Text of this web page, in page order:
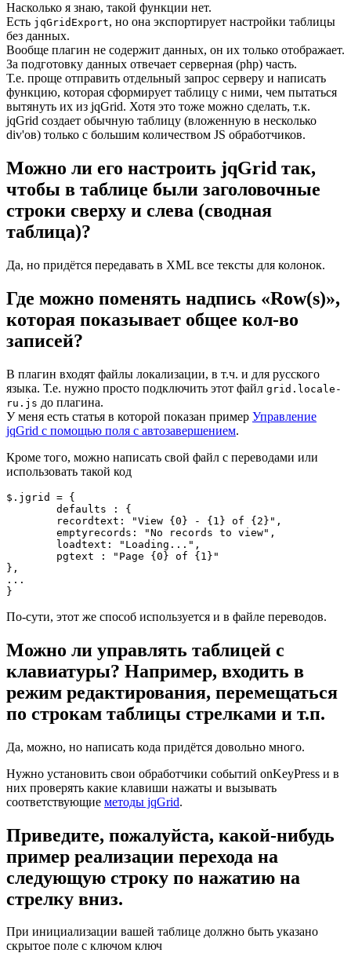
Насколько я знаю, такой функции нет.
Есть jqGridExport, но она экспортирует настройки таблицы
без данных.
Вообще плагин не содержит данных, он их только отображает.
За подготовку данных отвечает серверная (php) часть.
Т.е. проще отправить отдельный запрос серверу и написать
функцию, которая сформирует таблицу с ними, чем пытаться
вытянуть их из jqGrid. Хотя это тоже можно сделать, т.к.
jqGrid создает обычную таблицу (вложенную в несколько
div'ов) только с большим количеством JS обработчиков.
Можно ли его настроить jqGrid так,
чтобы в таблице были заголовочные
строки сверху и слева (сводная
таблица)?
Да, но придётся передавать в XML все тексты для колонок.
Где можно поменять надпись «Row(s)»,
которая показывает общее кол-во
записей?
В плагин входят файлы локализации, в т.ч. и для русского
языка. Т.е. нужно просто подключить этот файл grid.locale-
ru.js до плагина.
У меня есть статья в которой показан пример Управление
jqGrid с помощью поля с автозавершением.
Кроме того, можно написать свой файл с переводами или
использовать такой код
$.jgrid = {
},
...
}
По-сути, этот же способ используется и в файле переводов.
Можно ли управлять таблицей с
клавиатуры? Например, входить в
режим редактирования, перемещаться
по строкам таблицы стрелками и т.п.
Да, можно, но написать кода придётся довольно много.
Нужно установить свои обработчики событий onKeyPress и в
них проверять какие клавиши нажаты и вызывать
соответствующие методы jqGrid.
Приведите, пожалуйста, какой-нибудь
пример реализации перехода на
следующую строку по нажатию на
стрелку вниз.
При инициализации вашей таблице должно быть указано
скрытое поле с ключом ключ